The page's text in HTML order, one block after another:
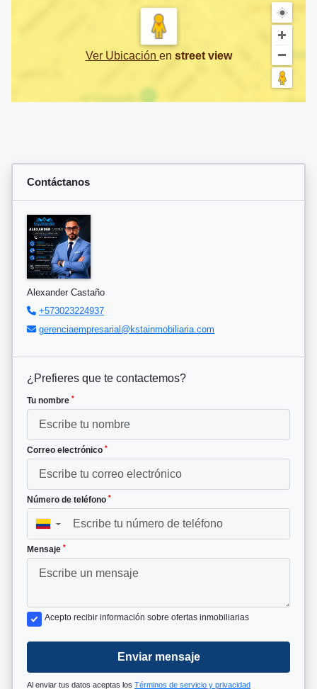
Ver Ubicación en street view
Contáctanos
Alexander Castaño
+573023224937
gerenciaempresarial@kstainmobiliaria.com
¿Prefieres que te contactemos?
Tu nombre *
Correo electrónico *
Número de teléfono *
▼
Mensaje *
Acepto recibir información sobre ofertas inmobiliarias
Enviar mensaje
Al enviar tus datos aceptas los Términos de servicio y privacidad